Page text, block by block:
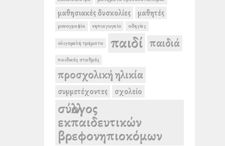
μαθησιακές δυσκολίες μαθητές
μονογραφία νηπιαγωγείο οδηγίες
ολιγομελή τμήματα παιδί παιδιά
παιδικός σταθμός
προσχολική ηλικία
συμμετέχοντες σχολείο
σύλλογος
εκπαιδευτικών
βρεφονηπιοκόμων